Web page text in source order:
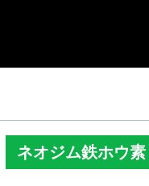
ネオジム鉄ホウ素